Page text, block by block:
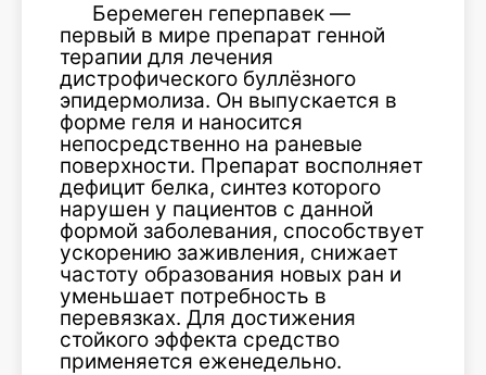
Беремеген геперпавек —
первый в мире препарат генной
терапии для лечения
дистрофического буллёзного
эпидермолиза. Он выпускается в
форме геля и наносится
непосредственно на раневые
поверхности. Препарат восполняет
дефицит белка, синтез которого
нарушен у пациентов с данной
формой заболевания, способствует
ускорению заживления, снижает
частоту образования новых ран и
уменьшает потребность в
перевязках. Для достижения
стойкого эффекта средство
применяется еженедельно.